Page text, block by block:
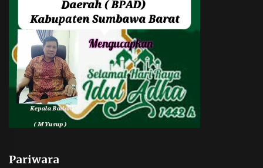
Pariwara